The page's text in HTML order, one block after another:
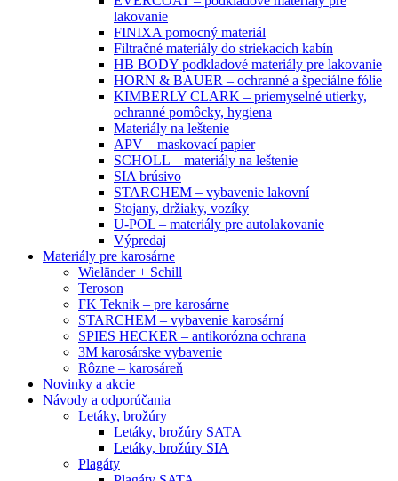
lakovanie
FINIXA pomocný materiál
Filtračné materiály do striekacích kabín
HB BODY podkladové materiály pre lakovanie
HORN & BAUER – ochranné a špeciálne fólie
KIMBERLY CLARK – priemyselné utierky,
ochranné pomôcky, hygiena
Materiály na leštenie
APV – maskovací papier
SCHOLL – materiály na leštenie
SIA brúsivo
STARCHEM – vybavenie lakovní
Stojany, držiaky, vozíky
U-POL – materiály pre autolakovanie
Výpredaj
Materiály pre karosárne
Wieländer + Schill
Teroson
FK Teknik – pre karosárne
STARCHEM – vybavenie karosární
SPIES HECKER – antikorózna ochrana
3M karosárske vybavenie
Rôzne – karosáreň
Novinky a akcie
Návody a odporúčania
Letáky, brožúry
Letáky, brožúry SATA
Letáky, brožúry SIA
Plagáty